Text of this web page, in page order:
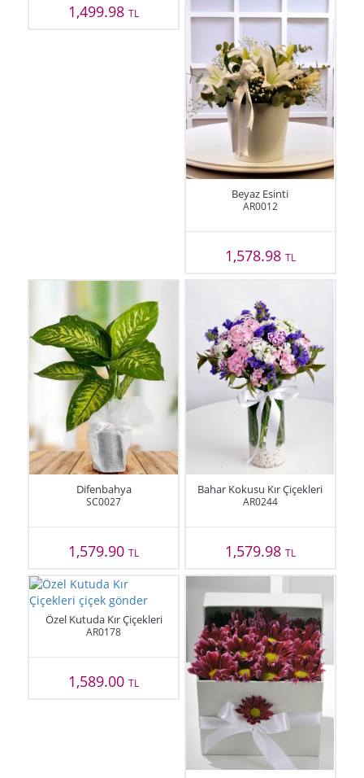
1,499.98TL
Beyaz Esinti
AR0012
1,578.98 TL
Difenbahya
SC0027
1,579.90TL
Bahar Kokusu Kır Çiçekleri
AR0244
1,579.98 TL
Özel Kutuda Kır Çiçekleri
AR0178
1,589.00TL